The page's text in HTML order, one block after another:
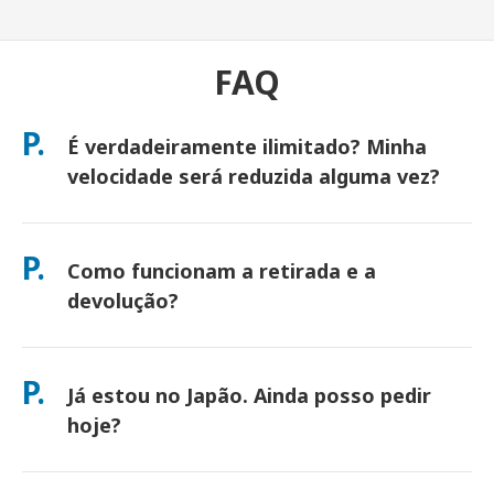
FAQ
P.
É verdadeiramente ilimitado? Minha
velocidade será reduzida alguma vez?
Sim. É verdadeiramente ilimitado e não aplicamos limites de
Você pode usar quantos dados quiser, o dia todo. (Como
qualquer rede móvel, o congestionamento temporário da
operadora pode afetar as velocidades). Se alguma vez ocorrer
P.
Como funcionam a retirada e a
devolução?
Retire nos principais aeroportos ou escolha entrega em
devolução pré-pago está incluído — basta depositá-lo em
qualquer caixa de correio no Japão. Sem papelada, sem filas
no balcão.
P.
Já estou no Japão. Ainda posso pedir
hoje?
Sim. A retirada no mesmo dia no aeroporto está disponível.